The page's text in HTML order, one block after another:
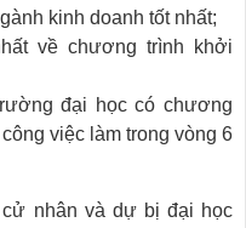
kinh doanh tốt nhất;
về chương trình khởi
đại học có chương
việc làm trong vòng 6
nhân và dự bị đại học